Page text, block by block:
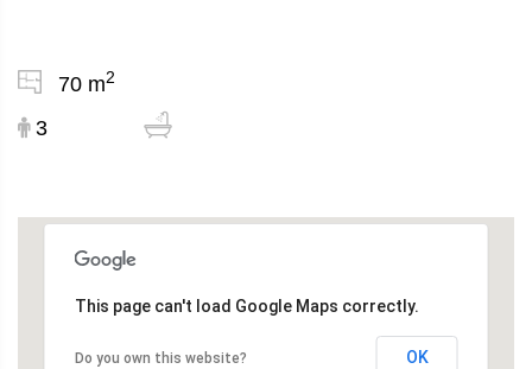
70 m2
3
This page can't load Google Maps correctly.
Do you own this website? OK